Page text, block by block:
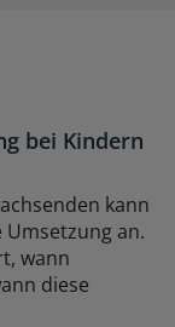
bei Kindern
kann
an.
wann
diese